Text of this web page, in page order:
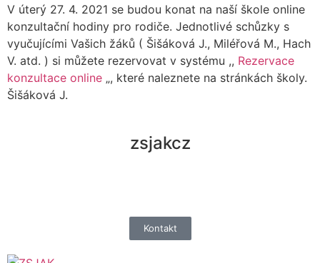
V úterý 27. 4. 2021 se budou konat na naší škole online
konzultační hodiny pro rodiče. Jednotlivé schůzky s
vyučujícími Vašich žáků ( Šišáková J., Miléřová M., Hach
V. atd. ) si můžete rezervovat v systému ,, Rezervace
konzultace online „, které naleznete na stránkách školy.
Šišáková J.
zsjakcz
Kontakt